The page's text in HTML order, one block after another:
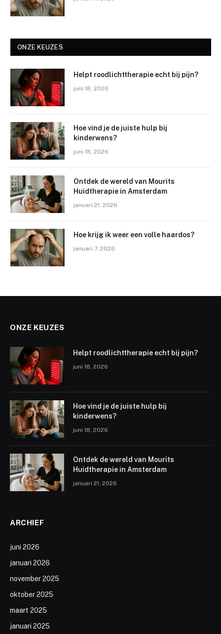
ONZE KEUZES
Helpt roodlichttherapie echt bij pijn?
juni 18, 2026
Hoe vind je de juiste hulp bij
kinderwens?
juni 18, 2026
Ontdek de wereld van Mourits
Huidtherapie in Amsterdam
januari 21, 2026
Hoe krijg ik weer een volle haardos?
januari 7, 2026
ONZE KEUZES
Helpt roodlichttherapie echt bij pijn?
juni 18, 2026
Hoe vind je de juiste hulp bij
kinderwens?
juni 18, 2026
Ontdek de wereld van Mourits
Huidtherapie in Amsterdam
januari 21, 2026
ARCHIEF
juni 2026
januari 2026
november 2025
oktober 2025
maart 2025
januari 2025